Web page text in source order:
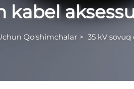
kabel
Qo'shimchalar > 35 kV